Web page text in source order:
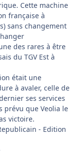
Cette machine
française à
sans changement
des rares à être
du TGV Est à
était une
à avaler, celle de
ses services
prévu que Veolia le
victoire.
- Edition